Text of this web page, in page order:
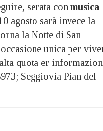
serata con musica
agosto sarà invece la
la Notte di San
unica per
quota er
Seggiovia Pian del